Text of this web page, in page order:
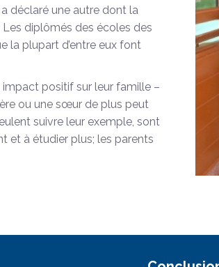
déclaré une autre dont la
Les diplômés des écoles des
la plupart d’entre eux font
impact positif sur leur famille –
ou une sœur de plus peut
suivre leur exemple, sont
et à étudier plus; les parents